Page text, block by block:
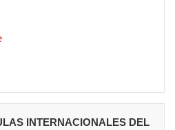
INTERNACIONALES DEL